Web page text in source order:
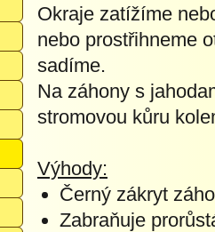
Okraje zatížíme
nebo prostřihneme
sadíme.
Na záhony s
stromovou kůru
Výhody:
Černý zákryt
Zabraňuje